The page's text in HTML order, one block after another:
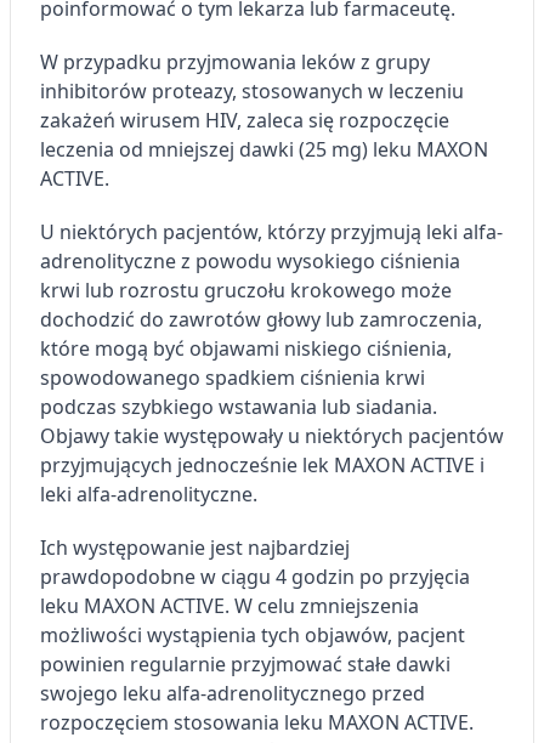
poinformować o tym lekarza lub farmaceutę.
W przypadku przyjmowania leków z grupy
inhibitorów proteazy, stosowanych w leczeniu
zakażeń wirusem HIV, zaleca się rozpoczęcie
leczenia od mniejszej dawki (25 mg) leku MAXON
ACTIVE.
U niektórych pacjentów, którzy przyjmują leki alfa-
adrenolityczne z powodu wysokiego ciśnienia
krwi lub rozrostu gruczołu krokowego może
dochodzić do zawrotów głowy lub zamroczenia,
które mogą być objawami niskiego ciśnienia,
spowodowanego spadkiem ciśnienia krwi
podczas szybkiego wstawania lub siadania.
Objawy takie występowały u niektórych pacjentów
przyjmujących jednocześnie lek MAXON ACTIVE i
leki alfa-adrenolityczne.
Ich występowanie jest najbardziej
prawdopodobne w ciągu 4 godzin po przyjęcia
leku MAXON ACTIVE. W celu zmniejszenia
możliwości wystąpienia tych objawów, pacjent
powinien regularnie przyjmować stałe dawki
swojego leku alfa-adrenolitycznego przed
rozpoczęciem stosowania leku MAXON ACTIVE.